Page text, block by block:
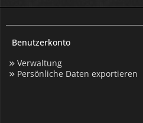
Benutzerkonto
Verwaltung
Persönliche Daten exportieren